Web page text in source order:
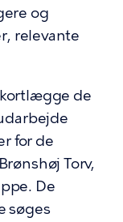
og
relevante
de
for de
Torv,
De
søges